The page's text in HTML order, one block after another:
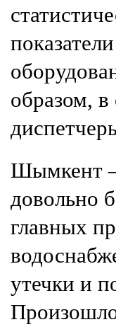
образом,
Шымкент
довольно
главных
утечки и